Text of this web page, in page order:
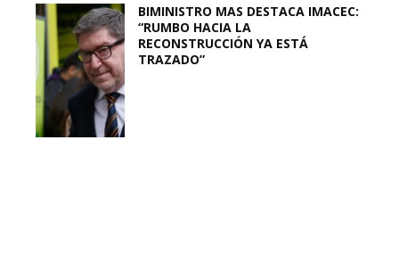
BIMINISTRO MAS DESTACA IMACEC:
“RUMBO HACIA LA
RECONSTRUCCIÓN YA ESTÁ
TRAZADO”